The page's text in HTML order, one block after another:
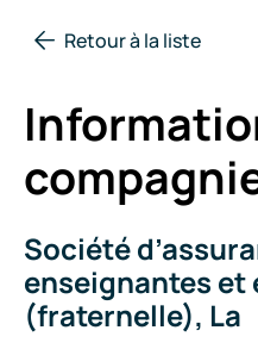
Retour à la liste
Nom
de
la
compagnie
Société
enseignantes et
(fraternelle), La